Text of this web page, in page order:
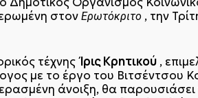
στον Ερωτόκριτο , την
τέχνηςΊρις Κρητικού ,
με το έργο του
άνοιξη, θα